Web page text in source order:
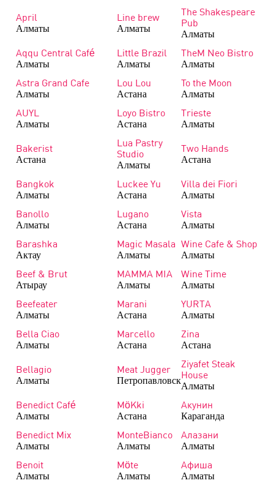
April
Алматы
Line brew
Алматы
The Shakespeare
Pub
Алматы
Aqqu Central Café
Алматы
Little Brazil
Алматы
TheM Neo Bistro
Алматы
Astra Grand Cafe
Алматы
Lou Lou
Астана
To the Moon
Алматы
AUYL
Алматы
Loyo Bistro
Астана
Trieste
Алматы
Bakerist
Астана
Lua Pastry
Studio
Алматы
Two Hands
Астана
Bangkok
Алматы
Luckee Yu
Астана
Villa dei Fiori
Алматы
Banollo
Алматы
Lugano
Астана
Vista
Алматы
Barashka
Актау
Magic Masala
Алматы
Wine Cafe & Shop
Алматы
Beef & Brut
Атырау
MAMMA MIA
Алматы
Wine Time
Алматы
Beefeater
Алматы
Marani
Астана
YURTA
Алматы
Bella Ciao
Алматы
Marcello
Астана
Zina
Астана
Bellagio
Алматы
Meat Jugger
Петропавловск
Ziyafet Steak
House
Алматы
Benedict Café
Алматы
MöKki
Астана
Акунин
Караганда
Benedict Mix
Алматы
MonteBianco
Алматы
Алазани
Алматы
Benoit
Алматы
Möte
Алматы
Афиша
Алматы